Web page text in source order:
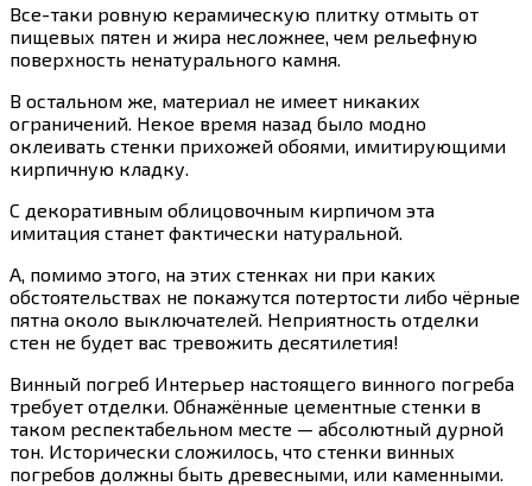
Все-таки ровную керамическую плитку отмыть от
пищевых пятен и жира несложнее, чем рельефную
поверхность ненатурального камня.
В остальном же, материал не имеет никаких
ограничений. Некое время назад было модно
оклеивать стенки прихожей обоями, имитирующими
кирпичную кладку.
С декоративным облицовочным кирпичом эта
имитация станет фактически натуральной.
А, помимо этого, на этих стенках ни при каких
обстоятельствах не покажутся потертости либо чёрные
пятна около выключателей. Неприятность отделки
стен не будет вас тревожить десятилетия!
Винный погреб Интерьер настоящего винного погреба
требует отделки. Обнажённые цементные стенки в
таком респектабельном месте — абсолютный дурной
тон. Исторически сложилось, что стенки винных
погребов должны быть древесными, или каменными.